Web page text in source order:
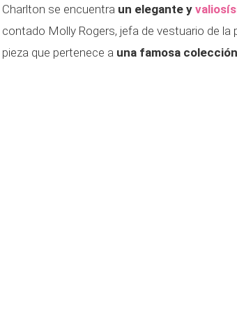
Charlton se encuentra un elegante y
contado Molly Rogers, jefa de vestuario de la
pieza que pertenece a una famosa